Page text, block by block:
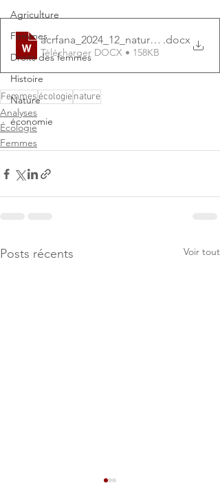
Agriculture
Femmes
Droits des femmes
Histoire
Nature
économie
acrfana_2024_12_natureetnous_GU
.docx
Télécharger DOCX • 158KB
Femmesécologienature
Analyses
Écologie
Femmes
Posts récents Voir tout